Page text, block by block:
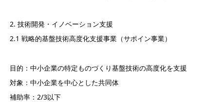
2. 技術開発・イノベーション支援
2.1 戦略的基盤技術高度化支援事業（サポイン事業）
目的：中小企業の特定ものづくり基盤技術の高度化を支援
対象：中小企業を中心とした共同体
補助率：2/3以下